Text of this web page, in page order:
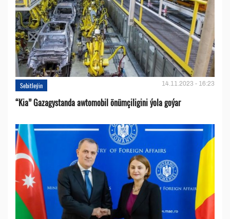
Sebitleýin 14.11.2023 - 16:23
“Kia” Gazagystanda awtomobil önümçiligini ýola goýar